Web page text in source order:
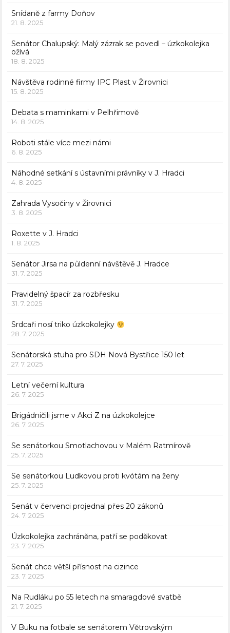
Snídaně z farmy Doňov
21. 8. 2025
Senátor Chalupský: Malý zázrak se povedl – úzkokolejka
ožívá
18. 8. 2025
Návštěva rodinné firmy IPC Plast v Žirovnici
15. 8. 2025
Debata s maminkami v Pelhřimově
14. 8. 2025
Roboti stále více mezi námi
6. 8. 2025
Náhodné setkání s ústavními právníky v J. Hradci
4. 8. 2025
Zahrada Vysočiny v Žirovnici
3. 8. 2025
Roxette v J. Hradci
1. 8. 2025
Senátor Jirsa na půldenní návštěvě J. Hradce
31. 7. 2025
Pravidelný špacír za rozbřesku
31. 7. 2025
Srdcaři nosí triko úzkokolejky
28. 7. 2025
Senátorská stuha pro SDH Nová Bystřice 150 let
27. 7. 2025
Letní večerní kultura
26. 7. 2025
Brigádničili jsme v Akci Z na úzkokolejce
26. 7. 2025
Se senátorkou Smotlachovou v Malém Ratmírově
25. 7. 2025
Se senátorkou Ludkovou proti kvótám na ženy
25. 7. 2025
Senát v červenci projednal přes 20 zákonů
24. 7. 2025
Úzkokolejka zachráněna, patří se poděkovat
23. 7. 2025
Senát chce větší přísnost na cizince
23. 7. 2025
Na Rudláku po 55 letech na smaragdové svatbě
21. 7. 2025
V Buku na fotbale se senátorem Větrovským